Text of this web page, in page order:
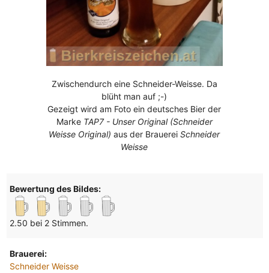
Zwischendurch eine Schneider-Weisse. Da
blüht man auf ;-)
Gezeigt wird am Foto ein deutsches Bier der
Marke TAP7 - Unser Original (Schneider
Weisse Original) aus der BrauereiSchneider
Weisse
Bewertung des Bildes:
2.50 bei 2 Stimmen.
Brauerei:
Schneider Weisse